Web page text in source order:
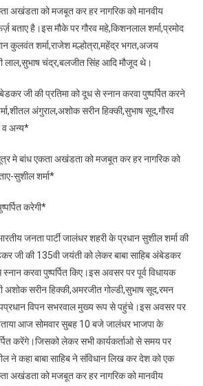
अखंडता को मजबूत कर हर नागरिक को मानवीय
बताए है।इस मौके पर गौरव महे,किशनलाल शर्मा,प्रमोद
कुलवंत शर्मा,राजेश मल्होत्रा,महेंद्र भगत,अजय
लाल,सुभाष चंद्र,बलजीत सिंह आदि मौजूद थे।
जी की प्रतिमा को दूध से स्नान करवा पुष्पर्पित करने
अंगुराल,अशोक सरीन हिक्की,सुभाष सूद,गौरव
व अन्य*
मे बांध एकता अखंडता को मजबूत कर हर नागरिक को
सुशील शर्मा*
करेगी*
जनता पार्टी जालंधर शहरी के प्रधान सुशील शर्मा की
जी की 135वी जयंती को लेकर बाबा साहिब अंबेडकर
करवा पुष्पर्पित किए।इस अवसर पर पूर्व विधायक
अशोक सरीन हिक्की,अमरजीत गोल्डी,सुभाष सूद,रमन
उपप्रधान विपन सभरवाल मुख्य रूप से पहुंचे।इस अवसर पर
आज सोमवार सुबह 10 बजे जालंधर भाजपा के
करेंगे।जिसको लेकर सभी कार्यकर्ताओ से समय पर
ने कहा बाबा साहिब ने संविधान लिख कर देश को एक
अखंडता को मजबूत कर हर नागरिक को मानवीय